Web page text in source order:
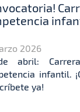
2026
abril:
infantil.
ya!